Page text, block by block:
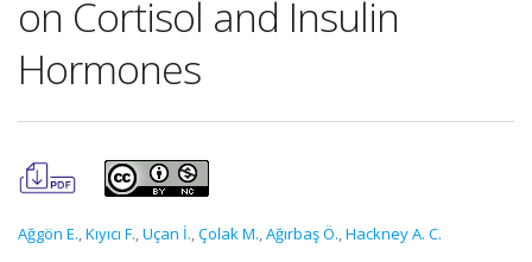
on Cortisol and Insulin
Hormones
Ağgön E.,Kıyıcı F.,Uçan İ.,Çolak M.,Ağırbaş Ö.,Hackney A. C.